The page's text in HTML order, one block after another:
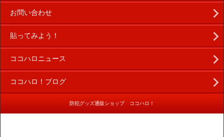
お問い合わせ
貼ってみよう！
ココハロニュース
ココハロ！ブログ
防犯グッズ通販ショップ ココハロ！